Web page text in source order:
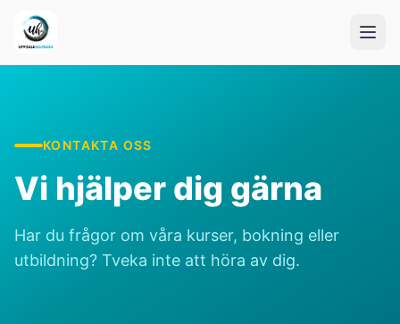
KONTAKTA OSS
Vi hjälper dig gärna
Har du frågor om våra kurser, bokning eller
utbildning? Tveka inte att höra av dig.